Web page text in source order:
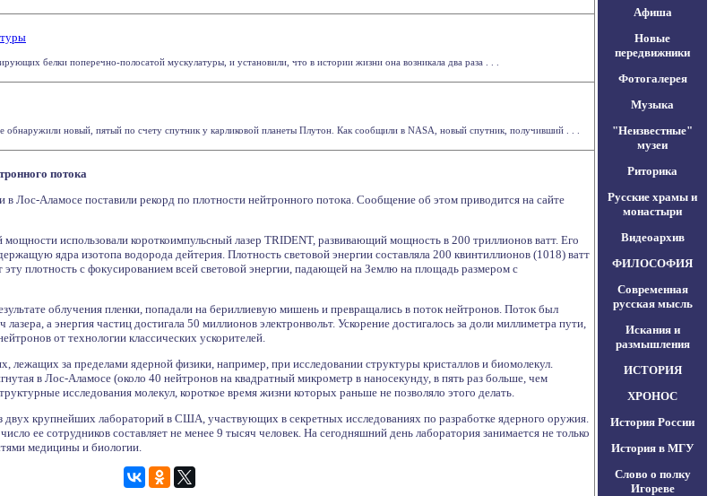
белки поперечно-полосатой мускулатуры, и установили, что в истории жизни она возникала два раза . . .
новый, пятый по счету спутник у карликовой планеты Плутон. Как сообщили в NASA, новый спутник, получивший . . .
потока
Лос-Аламосе поставили рекорд по плотности нейтронного потока. Сообщение об этом приводится на сайте
использовали короткоимпульсный лазер TRIDENT, развивающий мощность в 200 триллионов ватт. Его
ядра изотопа водорода дейтерия. Плотность световой энергии составляла 200 квинтиллионов (1018) ватт
плотность с фокусированием всей световой энергии, падающей на Землю на площадь размером с
облучения пленки, попадали на бериллиевую мишень и превращались в поток нейтронов. Поток был
а энергия частиц достигала 50 миллионов электронвольт. Ускорение достигалось за доли миллиметра пути,
от технологии классических ускорителей.
лежащих за пределами ядерной физики, например, при исследовании структуры кристаллов и биомолекул.
в Лос-Аламосе (около 40 нейтронов на квадратный микрометр в наносекунду, в пять раз больше, чем
исследования молекул, короткое время жизни которых раньше не позволяло этого делать.
двух крупнейших лабораторий в США, участвующих в секретных исследованиях по разработке ядерного оружия.
ее сотрудников составляет не менее 9 тысяч человек. На сегодняшний день лаборатория занимается не только
медицины и биологии.
Афиша
Новые
передвижники
Фотогалерея
Музыка
"Неизвестные"
музеи
Риторика
Русские храмы и
монастыри
Видеоархив
ФИЛОСОФИЯ
Современная
русская мысль
Искания и
размышления
ИСТОРИЯ
ХРОНОС
История России
История в МГУ
Слово о полку
Игореве